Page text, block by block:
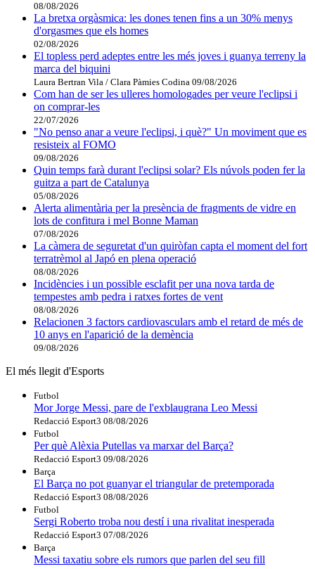
08/08/2026
La bretxa orgàsmica: les dones tenen fins a un 30% menys
d'orgasmes que els homes
02/08/2026
El topless perd adeptes entre les més joves i guanya terreny la
marca del biquini
Laura Bertran Vila / Clara Pàmies Codina 09/08/2026
Com han de ser les ulleres homologades per veure l'eclipsi i
on comprar-les
22/07/2026
"No penso anar a veure l'eclipsi, i què?" Un moviment que es
resisteix al FOMO
09/08/2026
Quin temps farà durant l'eclipsi solar? Els núvols poden fer la
guitza a part de Catalunya
05/08/2026
Alerta alimentària per la presència de fragments de vidre en
lots de confitura i mel Bonne Maman
07/08/2026
La càmera de seguretat d'un quiròfan capta el moment del fort
terratrèmol al Japó en plena operació
08/08/2026
Incidències i un possible esclafit per una nova tarda de
tempestes amb pedra i ratxes fortes de vent
08/08/2026
Relacionen 3 factors cardiovasculars amb el retard de més de
10 anys en l'aparició de la demència
09/08/2026
El més llegit d'Esports
Futbol
Mor Jorge Messi, pare de l'exblaugrana Leo Messi
Redacció Esport3 08/08/2026
Futbol
Per què Alèxia Putellas va marxar del Barça?
Redacció Esport3 09/08/2026
Barça
El Barça no pot guanyar el triangular de pretemporada
Redacció Esport3 08/08/2026
Futbol
Sergi Roberto troba nou destí i una rivalitat inesperada
Redacció Esport3 07/08/2026
Barça
Messi taxatiu sobre els rumors que parlen del seu fill